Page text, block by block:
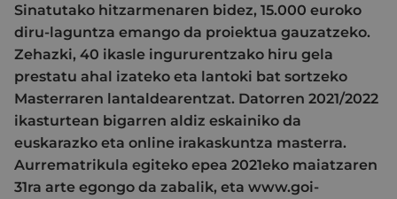
Sinatutako hitzarmenaren bidez, 15.000 euroko
diru-laguntza emango da proiektua gauzatzeko.
Zehazki, 40 ikasle ingururentzako hiru gela
prestatu ahal izateko eta lantoki bat sortzeko
Masterraren lantaldearentzat. Datorren 2021/2022
ikasturtean bigarren aldiz eskainiko da
euskarazko eta online irakaskuntza masterra.
Aurrematrikula egiteko epea 2021eko maiatzaren
31ra arte egongo da zabalik, eta www.goi-